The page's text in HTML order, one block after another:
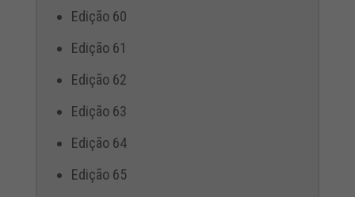
Edição 60
Edição 61
Edição 62
Edição 63
Edição 64
Edição 65